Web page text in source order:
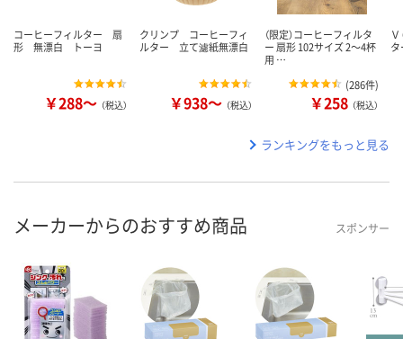
コーヒーフィルター 扇
形 無漂白 トーヨ
￥288～ （税込）
クリンプ コーヒーフィ
ルター 立て濾紙無漂白
￥938～ （税込）
（限定）コーヒーフィルタ
ー 扇形 102サイズ 2～4杯
用 …
(286件)
￥258 （税込）
ランキングをもっと見る
メーカーからのおすすめ商品 スポンサー